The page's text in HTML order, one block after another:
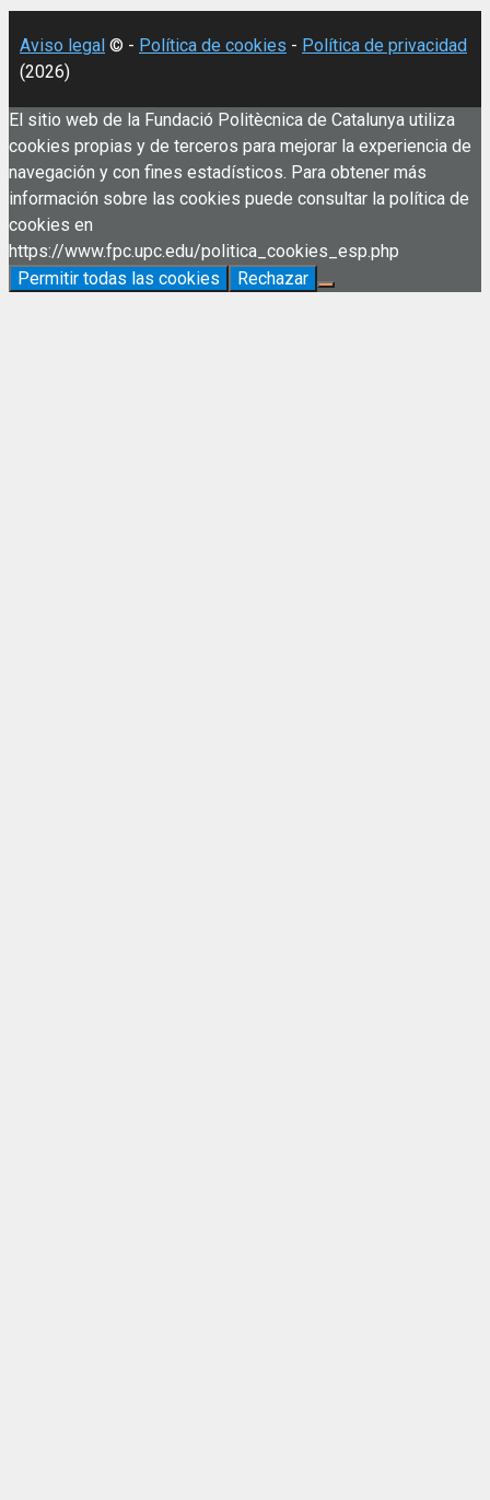
Aviso legal © - Política de cookies - Política de privacidad
(2026)
El sitio web de la Fundació Politècnica de Catalunya utiliza
cookies propias y de terceros para mejorar la experiencia de
navegación y con fines estadísticos. Para obtener más
información sobre las cookies puede consultar la política de
cookies en
https://www.fpc.upc.edu/politica_cookies_esp.php
Permitir todas las cookies
Rechazar